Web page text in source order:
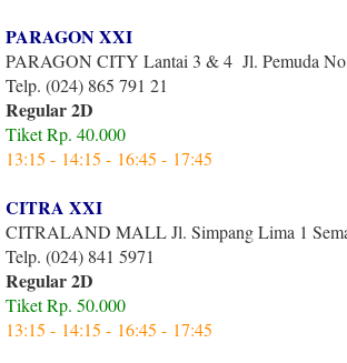
PARAGON XXI
PARAGON CITY Lantai 3 & 4 Jl. Pemuda
Telp. (024) 865 791 21
Regular 2D
Tiket Rp. 40.000
13:15 - 14:15 - 16:45 - 17:45
CITRA XXI
CITRALAND MALL Jl. Simpang Lima 1
Telp. (024) 841 5971
Regular 2D
Tiket Rp. 50.000
13:15 - 14:15 - 16:45 - 17:45